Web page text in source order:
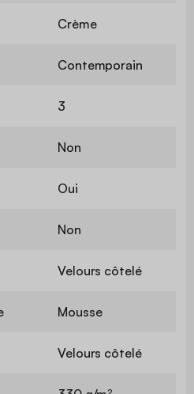
Crème
Contemporain
3
Non
Oui
Non
Velours côtelé
Mousse
Velours côtelé